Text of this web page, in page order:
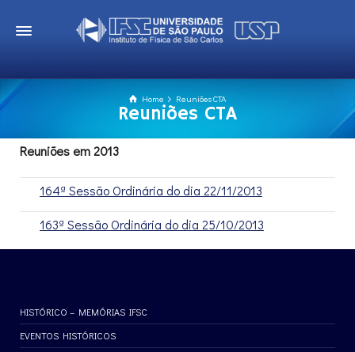
Home Reuniões CTA
Reuniões CTA
Reuniões em 2013
164ª Sessão Ordinária do dia 22/11/2013
163ª Sessão Ordinária do dia 25/10/2013
HISTÓRICO – MEMÓRIAS IFSC
EVENTOS HISTÓRICOS